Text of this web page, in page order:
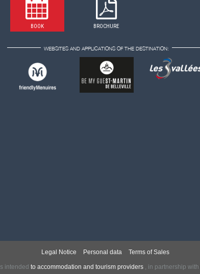
BOOK BROCHURE
WEBSITES AND APPLICATIONS OF THE DESTINATION:
Legal Notice Personal data Terms of Sales
intended to accommodation and tourism providers, in partnership with